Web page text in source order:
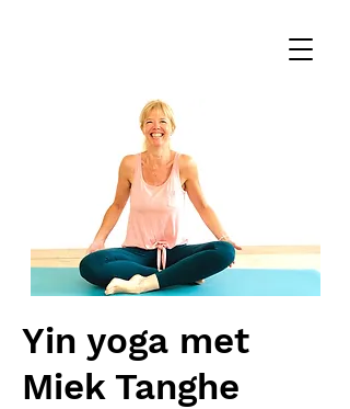
Yin yoga met
Miek Tanghe